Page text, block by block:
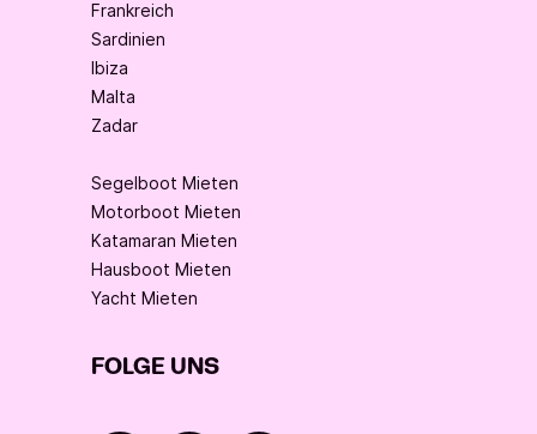
Frankreich
Sardinien
Ibiza
Malta
Zadar
Segelboot Mieten
Motorboot Mieten
Katamaran Mieten
Hausboot Mieten
Yacht Mieten
FOLGE UNS